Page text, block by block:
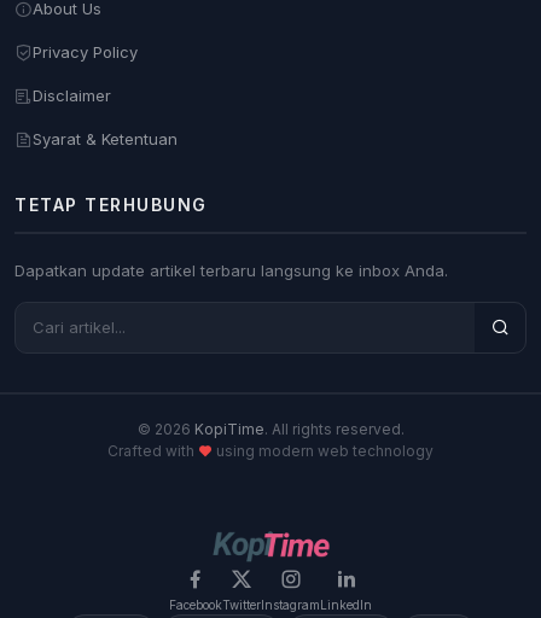
About Us
Privacy Policy
Disclaimer
Syarat & Ketentuan
TETAP TERHUBUNG
Dapatkan update artikel terbaru langsung ke inbox Anda.
© 2026 KopiTime. All rights reserved.
Crafted with
using modern web technology
FacebookTwitterInstagramLinkedIn